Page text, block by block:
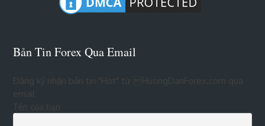
Bản Tin Forex Qua Email
Đăng ký nhận bản tin "Hot" từ HuongDanForex.com qua
Tên của bạn